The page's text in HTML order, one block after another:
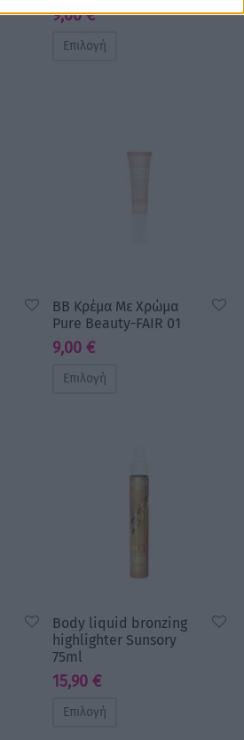
9,00€
Επιλογή
BB Κρέμα Με Χρώμα
Pure Beauty-FAIR 01
9,00 €
Επιλογή
Body liquid bronzing
highlighter Sunsory
75ml
15,90 €
Επιλογή